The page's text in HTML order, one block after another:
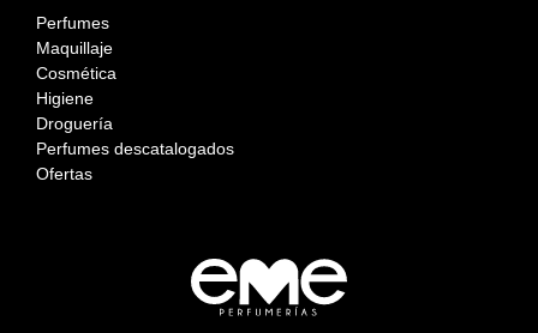
Perfumes
Maquillaje
Cosmética
Higiene
Droguería
Perfumes descatalogados
Ofertas